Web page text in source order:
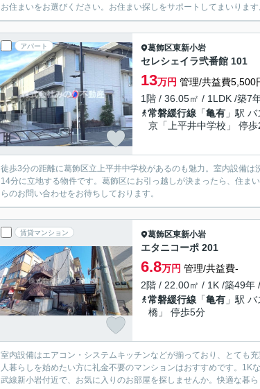
お住まいをお選びください。お住まい探しをサポートしてまいります
アパート 葛飾区東新小岩
セレシェイラ弐番館 101
13万円 管理/共益費5,500
1階 / 36.05㎡ / 1LDK /築7
常磐緩行線 「亀有 」駅
京「上平井中学校」 停歩
徒歩3分の距離に葛飾区立上平井中学校があるのも魅力。室内設備
14分に立地する物件です。葛飾区にお引っ越しが決まったら、住ま
らのお問い合わせをお待ちしております。
賃貸マンション 葛飾区東新小岩
エタニコーポ 201
6.8万円 管理/共益費-
2階 / 22.00㎡ / 1K /築49年
常磐緩行線 「亀有 」駅
橋」 停歩5分
室内設備はエアコン・システムキッチンなどが揃っており、とても
人暮らしを始めたい方に礼金不要のマンションはおすすめです。
武線新小岩付近で、お気に入りのお部屋を探しませんか。快適な暮